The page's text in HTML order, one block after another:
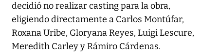
decidió no realizar casting para la obra,
eligiendo directamente a Carlos Montúfar,
Roxana Uribe, Gloryana Reyes, Luigi Lescure,
Meredith Carley y Rámiro Cárdenas.